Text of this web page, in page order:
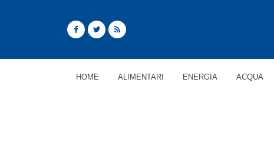
HOME ALIMENTARI ENERGIA ACQUA